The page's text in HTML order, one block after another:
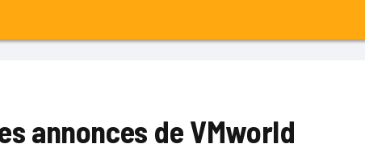
annonces de VMworld